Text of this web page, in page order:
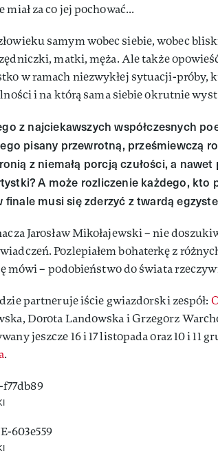
miał za co jej pochować...
samym wobec siebie, wobec
matki, męża. Ale także
w ramach niezwykłej sytuacji-próby,
i na którą sama siebie okrutnie
z najciekawszych współczesnych
pisany przewrotną, prześmiewczą
z niemałą porcją czułości, a nawet
A może rozliczenie każdego, kto
finale musi się zderzyć z twardą
Jarosław Mikołajewski – nie
Pozlepiałem bohaterkę z
mówi – podobieństwo do świata
partneruje iście gwiazdorski zespół:
Dorota Landowska i Grzegorz
jeszcze 16 i 17 listopada oraz 10 i 11
.